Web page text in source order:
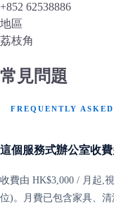
+852 62538886
地區
荔枝角
常見問題
FREQUENTLY ASKED
這個服務式辦公室收費
收費由 HK$3,000 / 月起,
位)。月費已包含家具、清